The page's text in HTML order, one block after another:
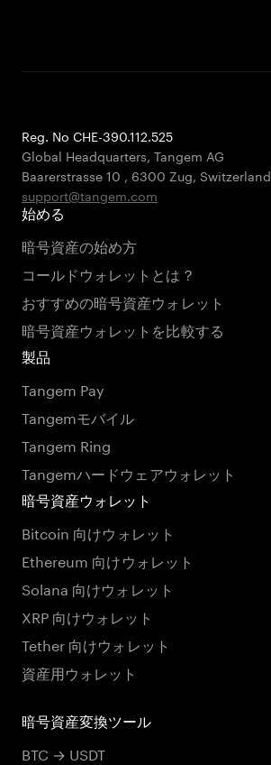
Reg. No CHE-390.112.525
Global Headquarters, Tangem AG
Baarerstrasse 10 , 6300 Zug, Switzerland
support@tangem.com
始める
暗号資産の始め方
コールドウォレットとは？
おすすめの暗号資産ウォレット
暗号資産ウォレットを比較する
製品
Tangem Pay
Tangemモバイル
Tangem Ring
Tangemハードウェアウォレット
暗号資産ウォレット
Bitcoin 向けウォレット
Ethereum 向けウォレット
Solana 向けウォレット
XRP 向けウォレット
Tether 向けウォレット
資産用ウォレット
暗号資産変換ツール
BTC → USDT